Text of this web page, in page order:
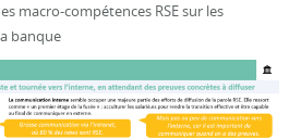
macro-compétences RSE sur les
banque